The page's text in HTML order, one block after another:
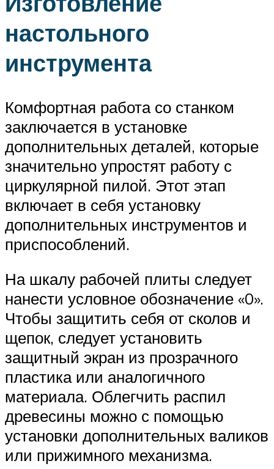
настольного
инструмента
Комфортная работа со станком
заключается в установке
дополнительных деталей, которые
значительно упростят работу с
циркулярной пилой. Этот этап
включает в себя установку
дополнительных инструментов и
приспособлений.
На шкалу рабочей плиты следует
нанести условное обозначение «0».
Чтобы защитить себя от сколов и
щепок, следует установить
защитный экран из прозрачного
пластика или аналогичного
материала. Облегчить распил
древесины можно с помощью
установки дополнительных валиков
или прижимного механизма.